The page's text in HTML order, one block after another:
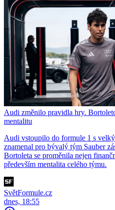
Audi změnilo pravidla hry.
mentalitu
Audi vstoupilo do formule 1 s
znamenal pro bývalý tým Sauber
Bortoleta se proměnila nejen
především mentalita celého týmu.
SvětFormule.cz
dnes, 18:55